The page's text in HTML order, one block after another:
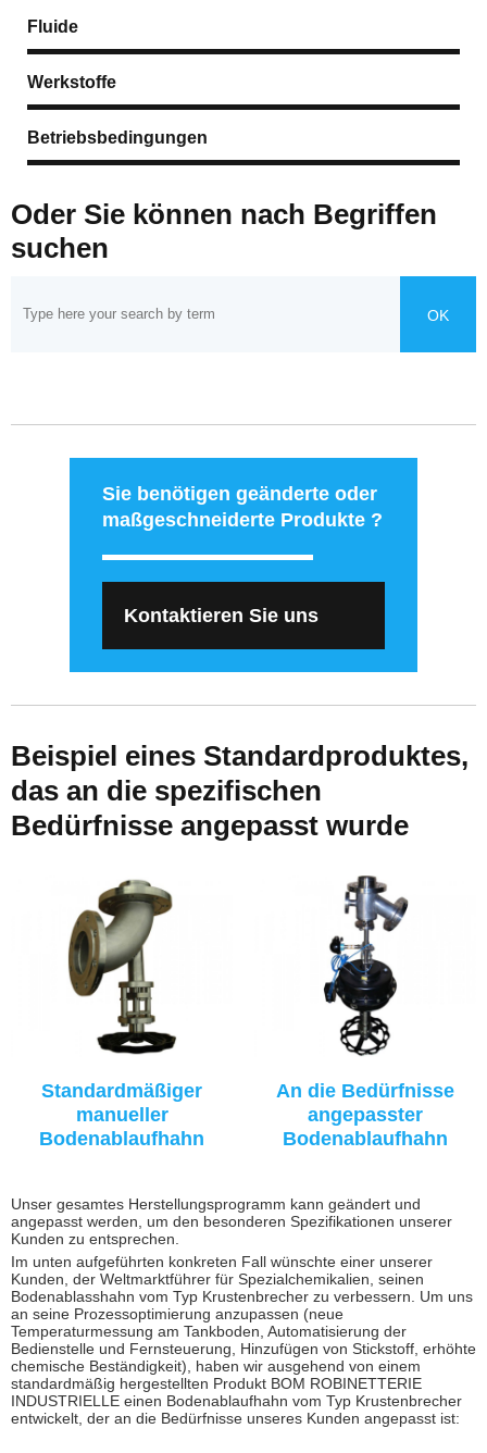
Fluide
Werkstoffe
Betriebsbedingungen
Oder Sie können nach Begriffen
suchen
Sie benötigen geänderte oder
maßgeschneiderte Produkte ?
Kontaktieren Sie uns
Beispiel eines Standardproduktes,
das an die spezifischen
Bedürfnisse angepasst wurde
Standardmäßiger
manueller
Bodenablaufhahn
An die Bedürfnisse
angepasster
Bodenablaufhahn
Unser gesamtes Herstellungsprogramm kann geändert und
angepasst werden, um den besonderen Spezifikationen unserer
Kunden zu entsprechen.
Im unten aufgeführten konkreten Fall wünschte einer unserer
Kunden, der Weltmarktführer für Spezialchemikalien, seinen
Bodenablasshahn vom Typ Krustenbrecher zu verbessern. Um uns
an seine Prozessoptimierung anzupassen (neue
Temperaturmessung am Tankboden, Automatisierung der
Bedienstelle und Fernsteuerung, Hinzufügen von Stickstoff, erhöhte
chemische Beständigkeit), haben wir ausgehend von einem
standardmäßig hergestellten Produkt BOM ROBINETTERIE
INDUSTRIELLE einen Bodenablaufhahn vom Typ Krustenbrecher
entwickelt, der an die Bedürfnisse unseres Kunden angepasst ist: